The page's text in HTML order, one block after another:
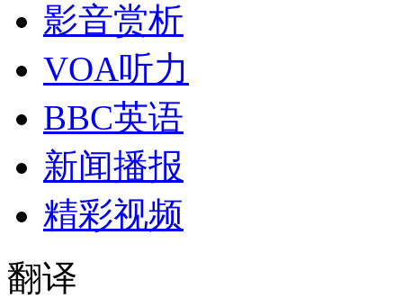
影音赏析
VOA听力
BBC英语
新闻播报
精彩视频
翻译